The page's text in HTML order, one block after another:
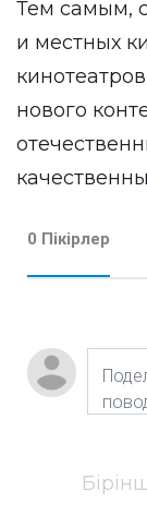
Тем самым,
и местных
нового
0 Пікірлер